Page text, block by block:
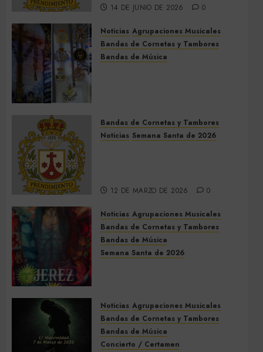
14 DE JUNIO DE 2026 0
Noticias Agrupaciones Musicales
Bandas de Cornetas y Tambores
Bandas de Música
9 DE MAYO DE 2026 0
Bandas de Cornetas y Tambores
Noticias Semana Santa de 2026
12 DE MARZO DE 2026 0
Noticias Agrupaciones Musicales
Bandas de Cornetas y Tambores
Bandas de Música
Semana Santa de 2026
5 DE MARZO DE 2026 0
Noticias Agrupaciones Musicales
Bandas de Cornetas y Tambores
Bandas de Música
Concierto / Certamen